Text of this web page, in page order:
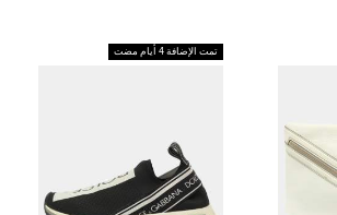
تمت الإضافة 4 أيام مضت